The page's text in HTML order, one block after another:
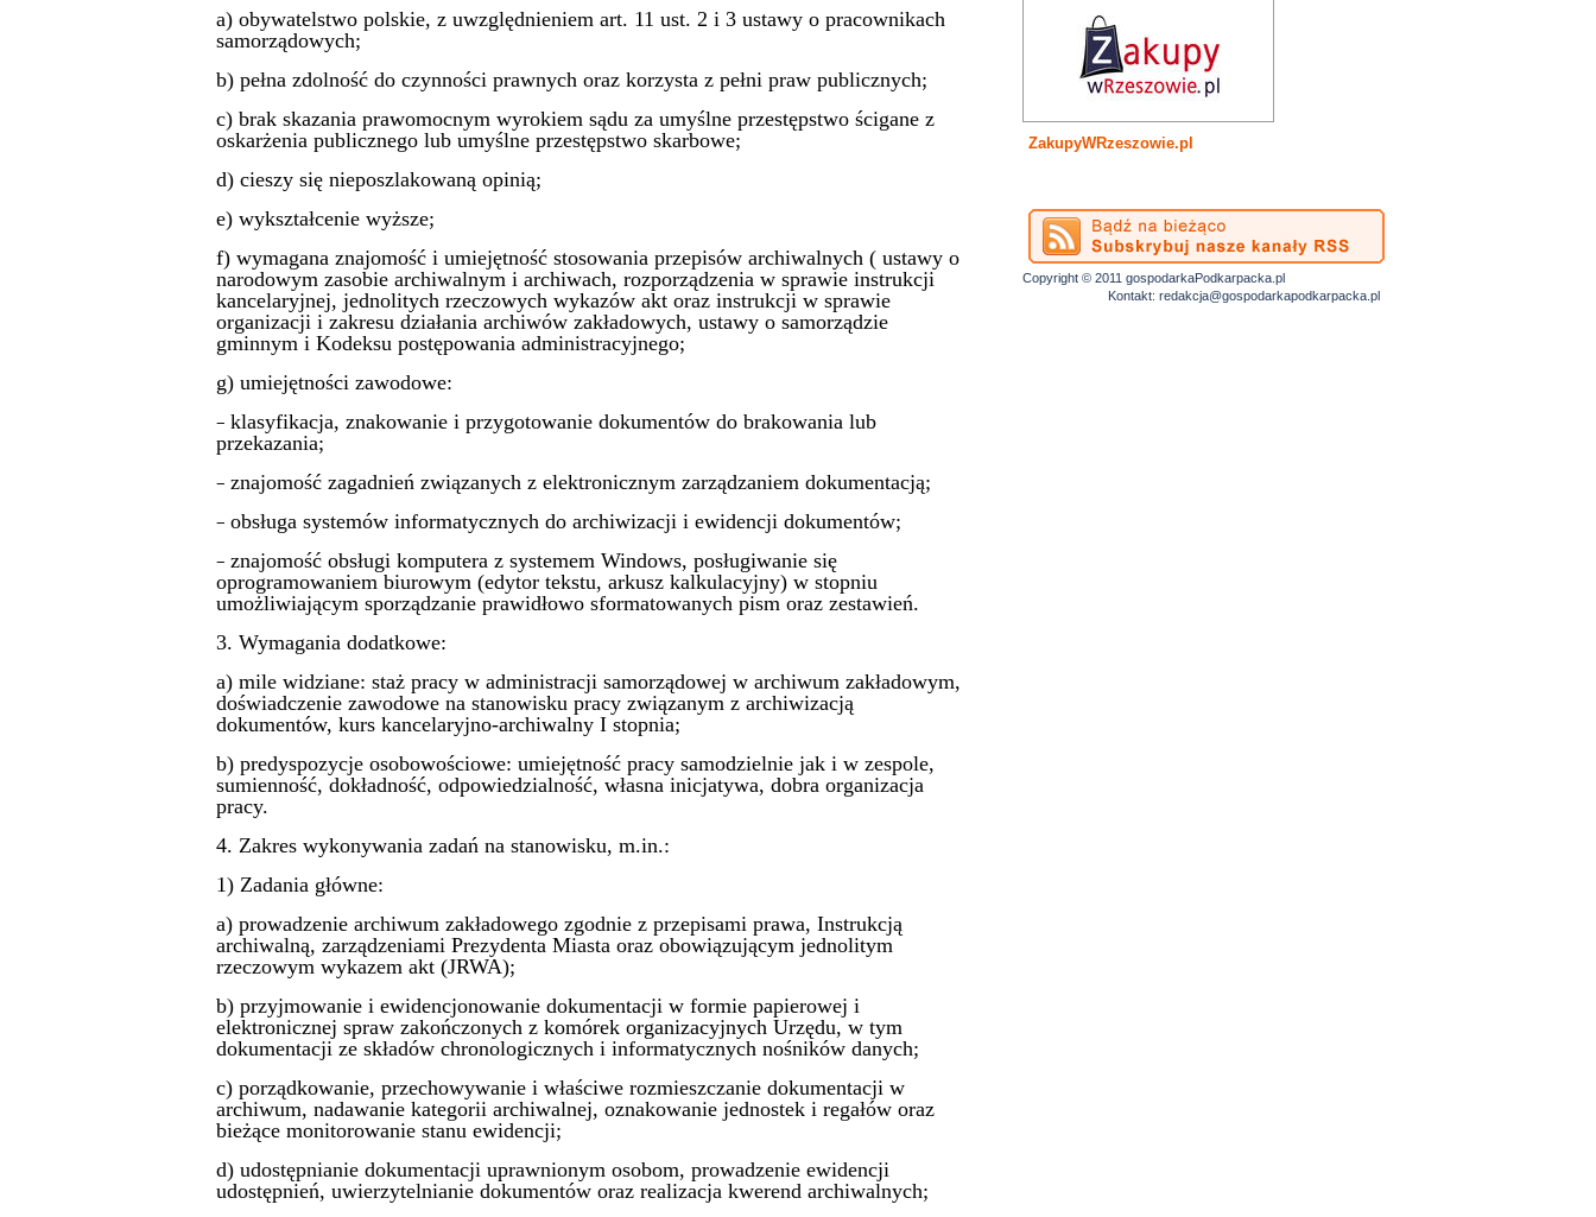
a) obywatelstwo polskie, z uwzględnieniem art. 11 ust. 2 i 3 ustawy o pracownikach
samorządowych;
b) pełna zdolność do czynności prawnych oraz korzysta z pełni praw publicznych;
c) brak skazania prawomocnym wyrokiem sądu za umyślne przestępstwo ścigane z
oskarżenia publicznego lub umyślne przestępstwo skarbowe;
d) cieszy się nieposzlakowaną opinią;
e) wykształcenie wyższe;
f) wymagana znajomość i umiejętność stosowania przepisów archiwalnych ( ustawy o
narodowym zasobie archiwalnym i archiwach, rozporządzenia w sprawie instrukcji
kancelaryjnej, jednolitych rzeczowych wykazów akt oraz instrukcji w sprawie
organizacji i zakresu działania archiwów zakładowych, ustawy o samorządzie
gminnym i Kodeksu postępowania administracyjnego;
g) umiejętności zawodowe:
− klasyfikacja, znakowanie i przygotowanie dokumentów do brakowania lub
przekazania;
− znajomość zagadnień związanych z elektronicznym zarządzaniem dokumentacją;
− obsługa systemów informatycznych do archiwizacji i ewidencji dokumentów;
− znajomość obsługi komputera z systemem Windows, posługiwanie się
oprogramowaniem biurowym (edytor tekstu, arkusz kalkulacyjny) w stopniu
umożliwiającym sporządzanie prawidłowo sformatowanych pism oraz zestawień.
3. Wymagania dodatkowe:
a) mile widziane: staż pracy w administracji samorządowej w archiwum zakładowym,
doświadczenie zawodowe na stanowisku pracy związanym z archiwizacją
dokumentów, kurs kancelaryjno-archiwalny I stopnia;
b) predyspozycje osobowościowe: umiejętność pracy samodzielnie jak i w zespole,
sumienność, dokładność, odpowiedzialność, własna inicjatywa, dobra organizacja
pracy.
4. Zakres wykonywania zadań na stanowisku, m.in.:
1) Zadania główne:
a) prowadzenie archiwum zakładowego zgodnie z przepisami prawa, Instrukcją
archiwalną, zarządzeniami Prezydenta Miasta oraz obowiązującym jednolitym
rzeczowym wykazem akt (JRWA);
b) przyjmowanie i ewidencjonowanie dokumentacji w formie papierowej i
elektronicznej spraw zakończonych z komórek organizacyjnych Urzędu, w tym
dokumentacji ze składów chronologicznych i informatycznych nośników danych;
c) porządkowanie, przechowywanie i właściwe rozmieszczanie dokumentacji w
archiwum, nadawanie kategorii archiwalnej, oznakowanie jednostek i regałów oraz
bieżące monitorowanie stanu ewidencji;
d) udostępnianie dokumentacji uprawnionym osobom, prowadzenie ewidencji
udostępnień, uwierzytelnianie dokumentów oraz realizacja kwerend archiwalnych;
ZakupyWRzeszowie.pl
Copyright © 2011 gospodarkaPodkarpacka.pl
Kontakt: redakcja@gospodarkapodkarpacka.pl